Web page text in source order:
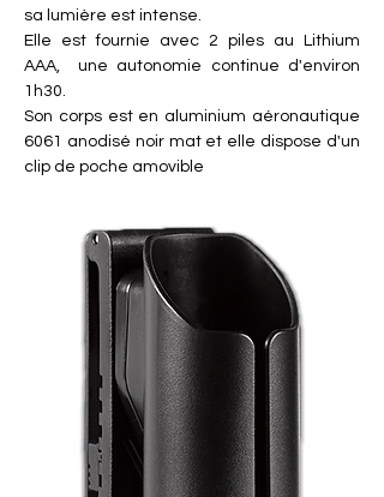
sa lumière est intense.
Elle est fournie avec 2 piles au Lithium
AAA, une autonomie continue d'environ
1h30.
Son corps est en aluminium aéronautique
6061 anodisé noir mat et elle dispose d'un
clip de poche amovible